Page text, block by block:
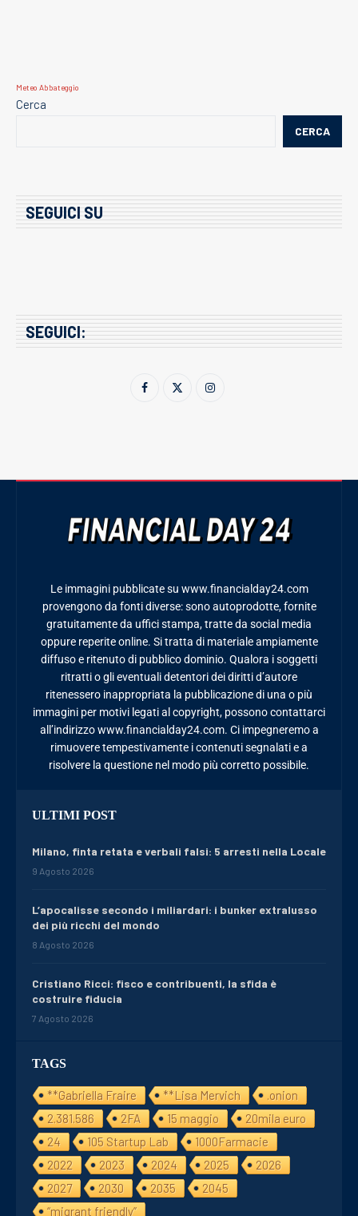
Meteo Abbateggio
Cerca
CERCA
SEGUICI SU
SEGUICI:
TAGS
**Gabriella Fraire **Lisa Mervich
.onion
2.381.586
2FA 15 maggio
20mila euro
24
105 Startup Lab
1000Farmacie
2022
2023 2024 2025
2026
2027
2030 2035
2045
“migrant friendly”
Le immagini pubblicate su www.financialday24.com
provengono da fonti diverse: sono autoprodotte, fornite
gratuitamente da uffici stampa, tratte da social media
oppure reperite online. Si tratta di materiale ampiamente
diffuso e ritenuto di pubblico dominio. Qualora i soggetti
ritratti o gli eventuali detentori dei diritti d’autore
ritenessero inappropriata la pubblicazione di una o più
immagini per motivi legati al copyright, possono contattarci
all’indirizzo www.financialday24.com. Ci impegneremo a
rimuovere tempestivamente i contenuti segnalati e a
risolvere la questione nel modo più corretto possibile.
ULTIMI POST
Milano, finta retata e verbali falsi: 5 arresti nella Locale
9 Agosto 2026
L’apocalisse secondo i miliardari: i bunker extralusso
dei più ricchi del mondo
8 Agosto 2026
Cristiano Ricci: fisco e contribuenti, la sfida è
costruire fiducia
7 Agosto 2026